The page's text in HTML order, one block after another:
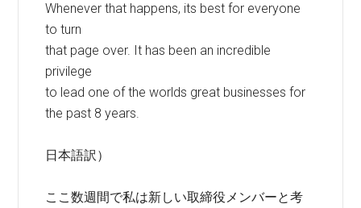
Whenever that happens, its best for everyone
to turn
that page over. It has been an incredible
privilege
to lead one of the worlds great businesses for
the past 8 years.
日本語訳）
ここ数週間で私は新しい取締役メンバーと考